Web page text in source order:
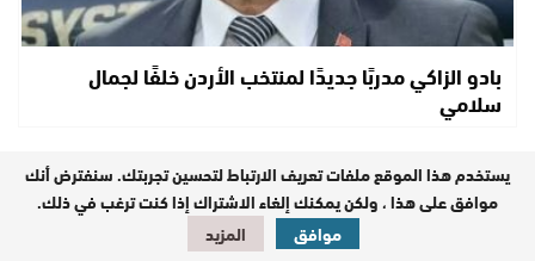
بادو الزاكي مدربًا جديدًا لمنتخب الأردن خلفًا لجمال
سلامي
رياضة
يستخدم هذا الموقع ملفات تعريف الارتباط لتحسين تجربتك. سنفترض أنك
موافق على هذا ، ولكن يمكنك إلغاء الاشتراك إذا كنت ترغب في ذلك.
موافق
المزيد